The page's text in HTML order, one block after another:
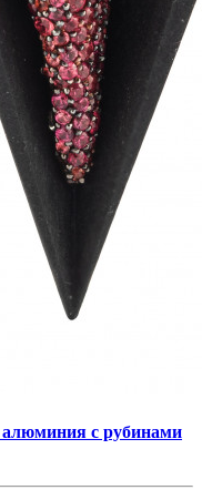
алюминия с рубинами